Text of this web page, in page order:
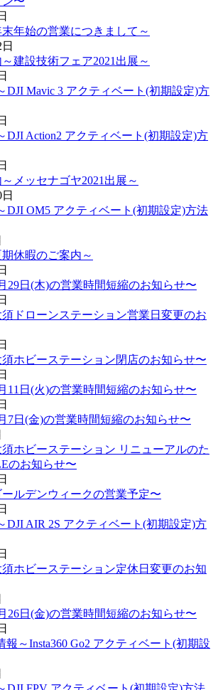
年始の営業につきまして～
建設技術フェア2021出展～
DJI Mavic 3 アクティベート(初期設定)方
DJI Action2 アクティベート(初期設定)方
メッセナゴヤ2021出展～
DJI OM5 アクティベート(初期設定)方法
休暇のご案内～
29日(木)の営業時間短縮のお知らせ〜
ドローンステーション営業日変更のお
ホビーステーション閉店のお知らせ〜
11日(火)の営業時間短縮のお知らせ〜
7日(金)の営業時間短縮のお知らせ〜
ホビーステーション リニューアルのた
のお知らせ〜
ルデンウィークの営業予定〜
DJI AIR 2S アクティベート(初期設定)方
ホビーステーション定休日変更のお知
26日(金)の営業時間短縮のお知らせ〜
報～Insta360 Go2 アクティベート(初期設